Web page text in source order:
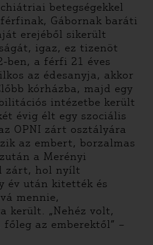
betegségekkel
Gábornak baráti
erejéből sikerült
igaz, ez tizenöt
ben, a férfi 21 éves
az édesanyja, akkor
kórházba, majd egy
intézetbe került
évig élt egy szociális
OPNI zárt osztályára
az embert, borzalmas
a Merényi
zárt, hol nyílt
év után kitették és
mennie,
került. „Nehéz volt,
az emberektől” –